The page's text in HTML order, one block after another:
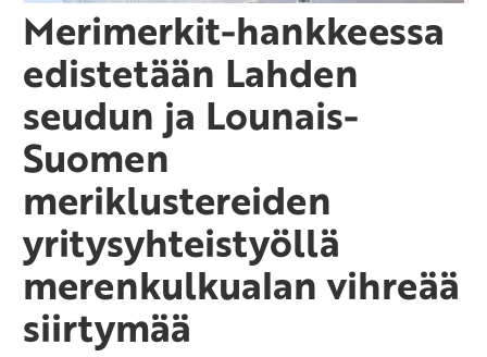
Merimerkit-hankkeessa
edistetään Lahden
seudun ja Lounais-
Suomen
meriklustereiden
yritysyhteistyöllä
merenkulkualan vihreää
siirtymää